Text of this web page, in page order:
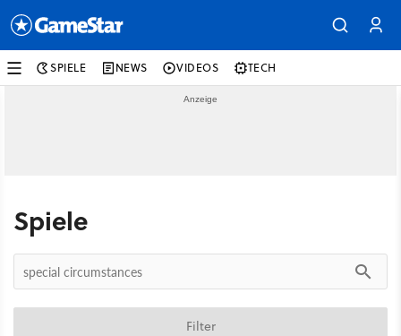
SPIELE NEWS VIDEOS TECH
Spiele
Filter